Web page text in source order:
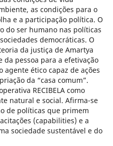
as condições para o
e a participação política. O
do ser humano nas políticas
democráticas. O
da justiça de Amartya
da pessoa para a efetivação
agente ético capaz de ações
da “casa comum”.
RECIBELA como
natural e social. Afirma-se
de políticas que primem
(capabilities) e a
sociedade sustentável e do